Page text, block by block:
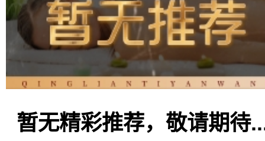
暂无精彩推荐，敬请期待